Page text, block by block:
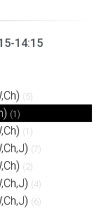
14:15
(5)
(1)
(1)
(7)
(2)
(4)
(6)